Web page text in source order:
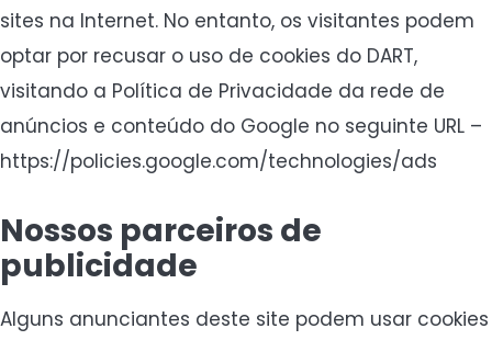
sites na Internet. No entanto, os visitantes podem
optar por recusar o uso de cookies do DART,
visitando a Política de Privacidade da rede de
anúncios e conteúdo do Google no seguinte URL –
https://policies.google.com/technologies/ads
Nossos parceiros de
publicidade
Alguns anunciantes deste site podem usar cookies